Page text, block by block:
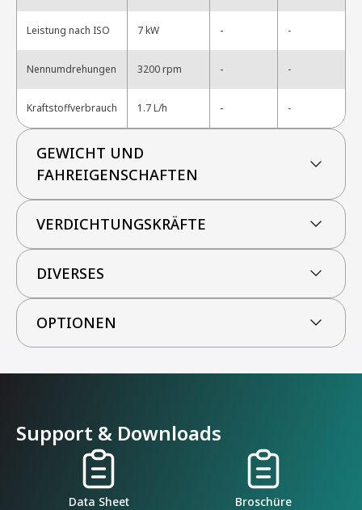
Leistung nach ISO 7 kW - -
Nennumdrehungen 3200 rpm - -
Kraftstoffverbrauch 1.7 L/h - -
GEWICHT UND
FAHREIGENSCHAFTEN
VERDICHTUNGSKRÄFTE
DIVERSES
OPTIONEN
Support & Downloads
Data Sheet
Broschüre